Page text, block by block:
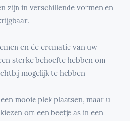
zijn in verschillende vormen en
en de crematie van uw
sterke behoefte hebben om
mogelijk te hebben.
mooie plek plaatsen, maar u
om een beetje as in een